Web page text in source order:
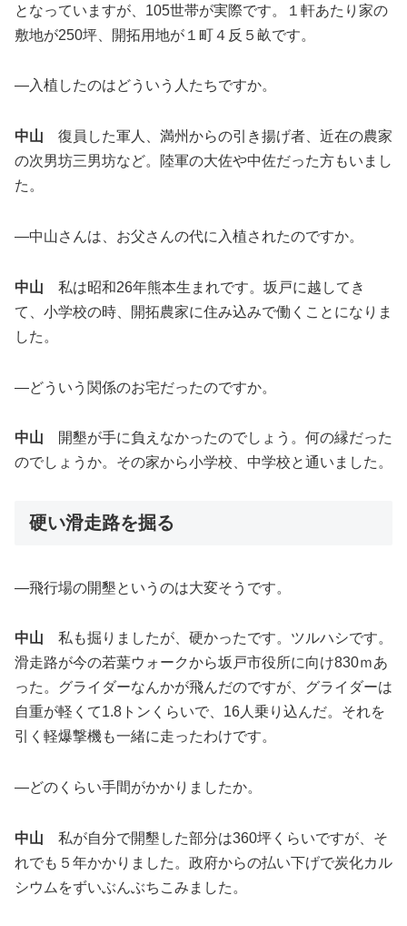
となっていますが、105世帯が実際です。１軒あたり家の
敷地が250坪、開拓用地が１町４反５畝です。
―入植したのはどういう人たちですか。
中山 復員した軍人、満州からの引き揚げ者、近在の農家
の次男坊三男坊など。陸軍の大佐や中佐だった方もいまし
た。
―中山さんは、お父さんの代に入植されたのですか。
中山 私は昭和26年熊本生まれです。坂戸に越してき
て、小学校の時、開拓農家に住み込みで働くことになりま
した。
―どういう関係のお宅だったのですか。
中山 開墾が手に負えなかったのでしょう。何の縁だった
のでしょうか。その家から小学校、中学校と通いました。
硬い滑走路を掘る
―飛行場の開墾というのは大変そうです。
中山 私も掘りましたが、硬かったです。ツルハシです。
滑走路が今の若葉ウォークから坂戸市役所に向け830ｍあ
った。グライダーなんかが飛んだのですが、グライダーは
自重が軽くて1.8トンくらいで、16人乗り込んだ。それを
引く軽爆撃機も一緒に走ったわけです。
―どのくらい手間がかかりましたか。
中山 私が自分で開墾した部分は360坪くらいですが、そ
れでも５年かかりました。政府からの払い下げで炭化カル
シウムをずいぶんぶちこみました。